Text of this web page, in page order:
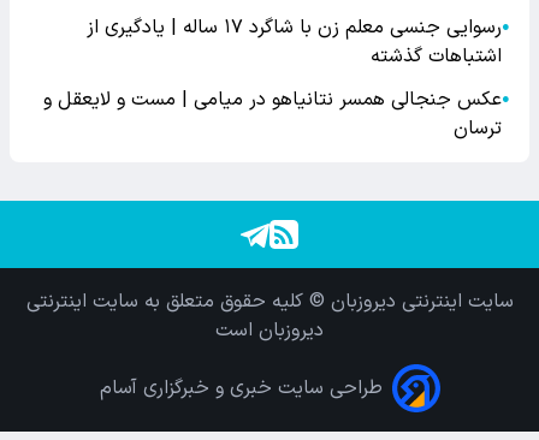
●
رسوایی جنسی معلم زن با شاگرد ۱۷ ساله | یادگیری از
اشتباهات گذشته
●عکس جنجالی همسر نتانیاهو در میامی | مست و لایعقل و
ترسان
سایت اینترنتی دیروزبان © کلیه حقوق متعلق به سایت اینترنتی
دیروزبان است
طراحی سایت خبری و خبرگزاری آسام